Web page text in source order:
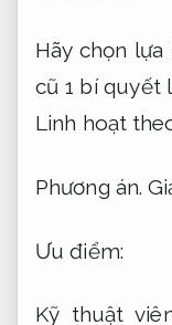
Hãy chọn
cũ 1 bí quyết
Linh hoạt
Phương án.
Ưu điểm:
Kỹ thuật